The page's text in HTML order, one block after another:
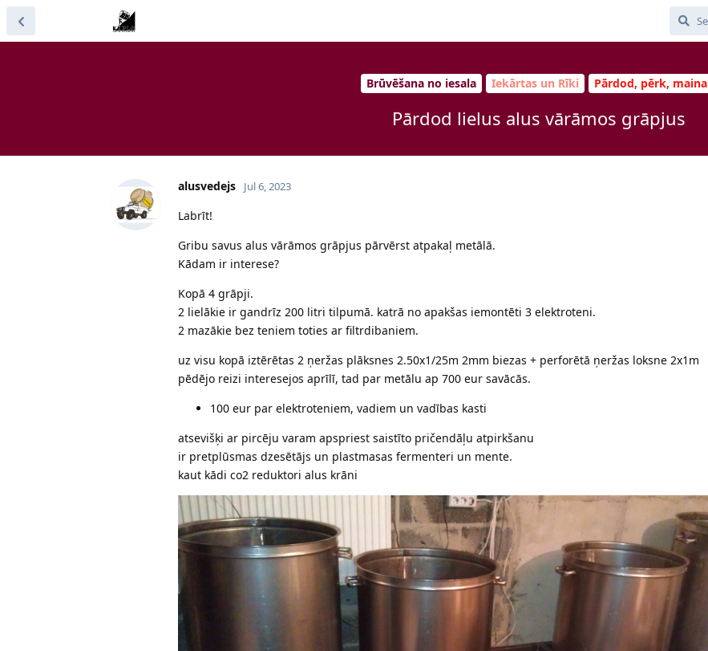
Brūvēšana no iesala Iekārtas un Rīki Pārdod, pērk, maina
Pārdod lielus alus vārāmos grāpjus
alusvedejs Jul 6, 2023
Labrīt!
Gribu savus alus vārāmos grāpjus pārvērst atpakaļ metālā.
Kādam ir interese?
Kopā 4 grāpji.
2 lielākie ir gandrīz 200 litri tilpumā. katrā no apakšas iemontēti 3 elektroteni.
2 mazākie bez teniem toties ar filtrdibaniem.
uz visu kopā iztērētas 2 ņeržas plāksnes 2.50x1/25m 2mm biezas + perforētā ņeržas loksne 2x1m
pēdējo reizi interesejos aprīlī, tad par metālu ap 700 eur savācās.
100 eur par elektroteniem, vadiem un vadības kasti
atsevišķi ar pircēju varam apspriest saistīto pričendāļu atpirkšanu
ir pretplūsmas dzesētājs un plastmasas fermenteri un mente.
kaut kādi co2 reduktori alus krāni